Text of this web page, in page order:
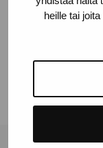
heille tai